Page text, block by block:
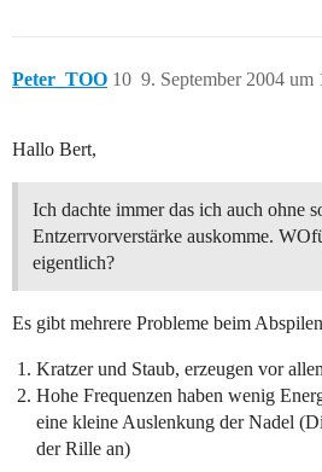
Peter_TOO 9. September 2004 um
10
Hallo Bert,
Ich dachte immer das ich auch ohne
Entzerrvorverstärke auskomme.
eigentlich?
Es gibt mehrere Probleme beim
Kratzer und Staub, erzeugen vor
Hohe Frequenzen haben wenig
eine kleine Auslenkung der Nadel
der Rille an)